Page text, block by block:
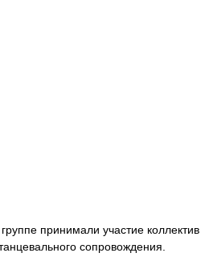
принимали участие коллектив
сопровождения.